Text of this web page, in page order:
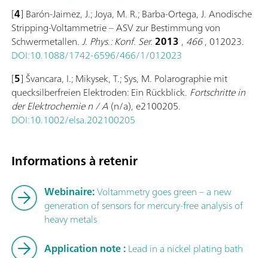
[4] Barón-Jaimez, J.; Joya, M. R.; Barba-Ortega, J. Anodische
Stripping-Voltammetrie – ASV zur Bestimmung von
Schwermetallen.J. Phys.: Konf. Ser.2013 , 466, 012023.
DOI:10.1088/1742-6596/466/1/012023
[5] Švancara, I.; Mikysek, T.; Sys, M. Polarographie mit
quecksilberfreien Elektroden: Ein Rückblick. Fortschritte in
der Elektrochemien / A(n/a), e2100205.
DOI:10.1002/elsa.202100205
Informations à retenir
Webinaire:Voltammetry goes green – a new
generation of sensors for mercury-free analysis of
heavy metals
Application note :Lead in a nickel plating bath